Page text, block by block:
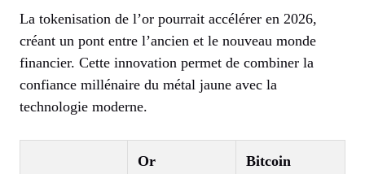
La tokenisation de l’or pourrait accélérer en 2026,
créant un pont entre l’ancien et le nouveau monde
financier. Cette innovation permet de combiner la
confiance millénaire du métal jaune avec la
technologie moderne.
Or Bitcoin